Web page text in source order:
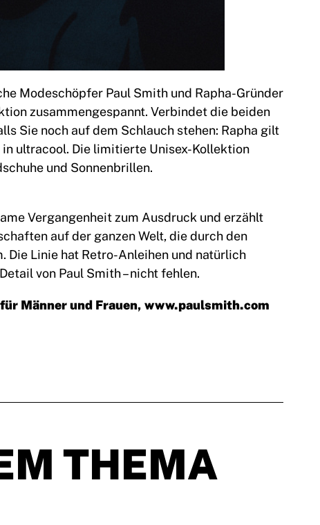
Modeschöpfer Paul Smith und Rapha-Gründer
zusammengespannt. Verbindet die beiden
Sie noch auf dem Schlauch stehen: Rapha gilt
ultracool. Die limitierte Unisex-Kollektion
und Sonnenbrillen.
Vergangenheit zum Ausdruck und erzählt
auf der ganzen Welt, die durch den
Linie hat Retro-Anleihen und natürlich
von Paul Smith – nicht fehlen.
Männer und Frauen, www.paulsmith.com
THEMA